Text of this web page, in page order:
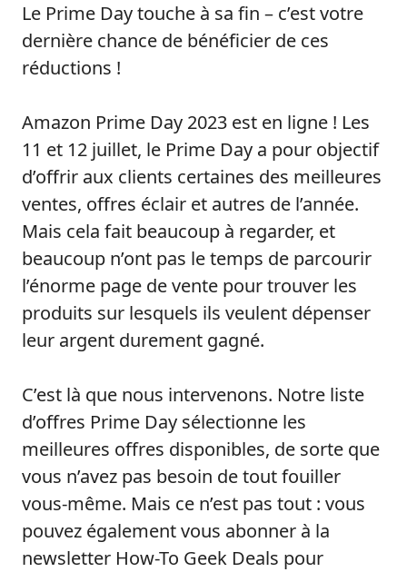
Le Prime Day touche à sa fin – c’est votre
dernière chance de bénéficier de ces
réductions !
Amazon Prime Day 2023 est en ligne ! Les
11 et 12 juillet, le Prime Day a pour objectif
d’offrir aux clients certaines des meilleures
ventes, offres éclair et autres de l’année.
Mais cela fait beaucoup à regarder, et
beaucoup n’ont pas le temps de parcourir
l’énorme page de vente pour trouver les
produits sur lesquels ils veulent dépenser
leur argent durement gagné.
C’est là que nous intervenons. Notre liste
d’offres Prime Day sélectionne les
meilleures offres disponibles, de sorte que
vous n’avez pas besoin de tout fouiller
vous-même. Mais ce n’est pas tout : vous
pouvez également vous abonner à la
newsletter How-To Geek Deals pour